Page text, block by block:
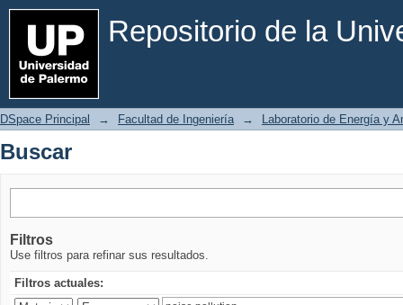
Repositorio de la
Buscar
DSpace Principal → Facultad de Ingeniería → Laboratorio de Energía y
Buscar
Filtros
Use filtros para refinar sus resultados.
Filtros actuales: